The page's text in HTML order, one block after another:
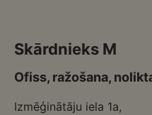
Skārdnieks M
Ofiss, ražošana,
Izmēģinātāju iela 1a,